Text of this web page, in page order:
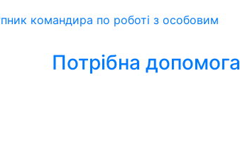
командира по роботі з особовим
Потрібна допомога